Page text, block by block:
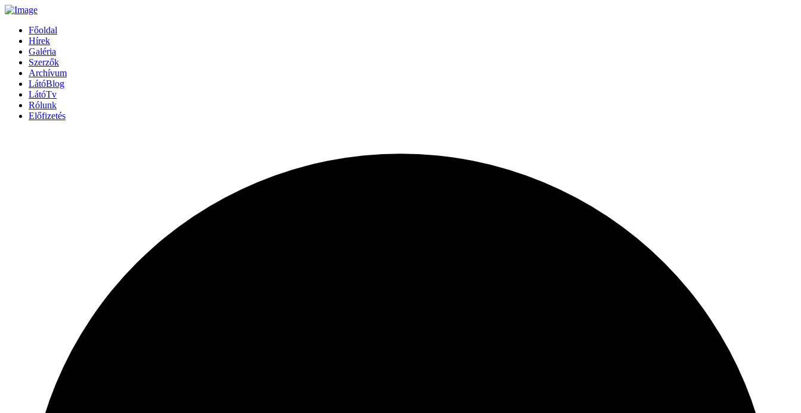
Főoldal
Hírek
Galéria
Szerzők
Archívum
LátóBlog
LátóTv
Rólunk
Előfizetés